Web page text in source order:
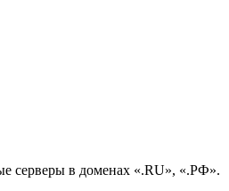
серверы в доменах «.RU», «.РФ».